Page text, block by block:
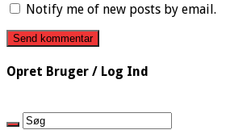
Notify me of new posts by email.
Opret Bruger / Log Ind